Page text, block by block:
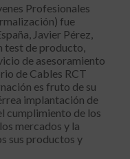
Profesionales
fue
Javier Pérez,
test de producto,
de asesoramiento
de Cables RCT
es fruto de su
implantación de
cumplimiento de los
mercados y la
sus productos y